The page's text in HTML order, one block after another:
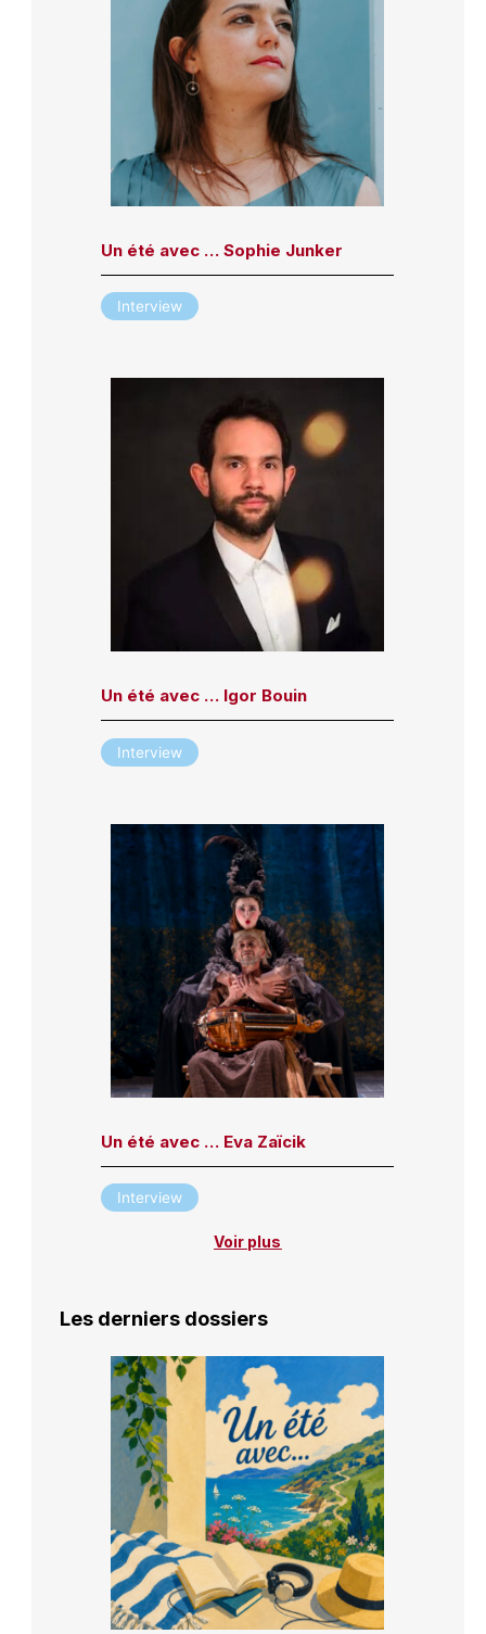
Un été avec … Sophie Junker
Interview
Un été avec … Igor Bouin
Interview
Un été avec … Eva Zaïcik
Interview
Voir plus
Les derniers dossiers